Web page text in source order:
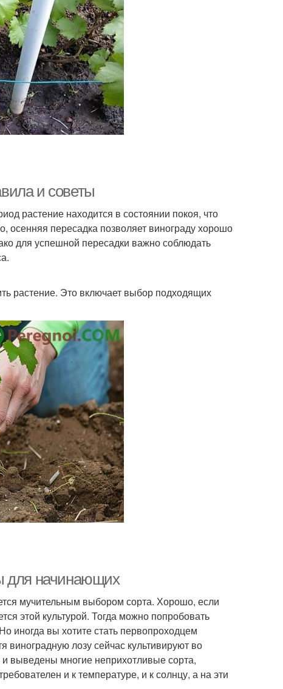
и советы
растение находится в состоянии покоя, что
осенняя пересадка позволяет винограду хорошо
для успешной пересадки важно соблюдать
растение. Это включает выбор подходящих
для начинающих
мучительным выбором сорта. Хорошо, если
этой культурой. Тогда можно попробовать
иногда вы хотите стать первопроходцем
виноградную лозу сейчас культивируют во
выведены многие неприхотливые сорта,
и к температуре, и к солнцу, а на эти